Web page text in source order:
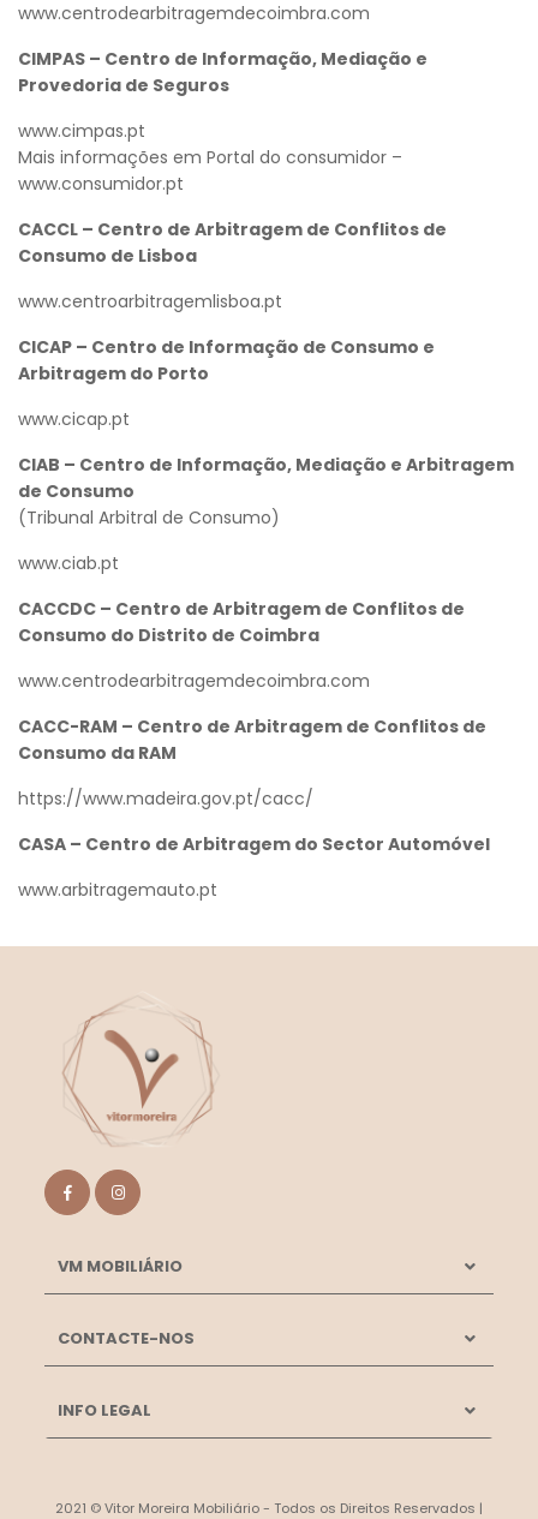
www.centrodearbitragemdecoimbra.com
CIMPAS – Centro de Informação, Mediação e
Provedoria de Seguros
www.cimpas.pt
Mais informações em Portal do consumidor –
www.consumidor.pt
CACCL – Centro de Arbitragem de Conflitos de
Consumo de Lisboa
www.centroarbitragemlisboa.pt
CICAP – Centro de Informação de Consumo e
Arbitragem do Porto
www.cicap.pt
CIAB – Centro de Informação, Mediação e Arbitragem
de Consumo
(Tribunal Arbitral de Consumo)
www.ciab.pt
CACCDC – Centro de Arbitragem de Conflitos de
Consumo do Distrito de Coimbra
www.centrodearbitragemdecoimbra.com
CACC-RAM – Centro de Arbitragem de Conflitos de
Consumo da RAM
https://www.madeira.gov.pt/cacc/
CASA – Centro de Arbitragem do Sector Automóvel
www.arbitragemauto.pt
VM MOBILIÁRIO
CONTACTE-NOS
INFO LEGAL
2021 © Vitor Moreira Mobiliário - Todos os Direitos Reservados |